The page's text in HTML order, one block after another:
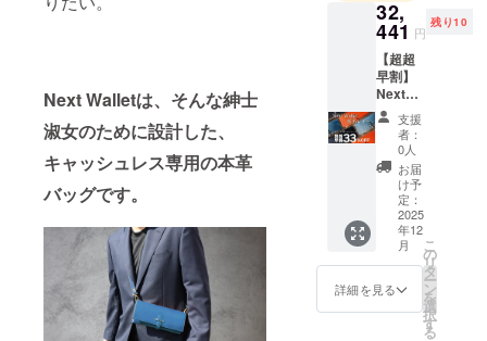
Next Walletは、そんな紳士
淑女のために設計した、
キャッシュレス専用の本革
バッグです。
のなかで
ちょっとし
た不便や"こ
んなものが
あったらい
いな"と感じ
るシーンに
ぴったりな
革製品を開
発・製作
し、ビジネ
スや生活を
より良くす
32,
441 円
残り10
【超超
早割】
Next
Wallet
栃木レ
ザー 選
べるカ
ラー (本
体1個
+ショル
ダーベ
ルト1
本) 通常
販売価
格 本体
44,440
支援
者：
0人
お届
け予
定：
2025
年12
月
詳細を見る
こ
の
リ
タ
ー
ン
を
選
択
す
る